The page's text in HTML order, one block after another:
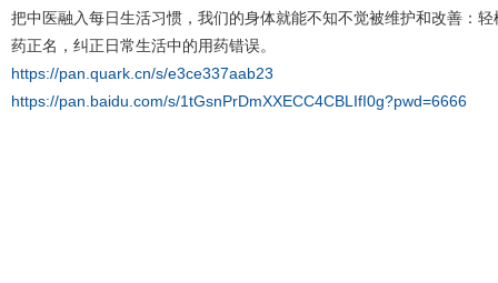
把中医融入每日生活习惯，我们的身体就能不知不觉被维护和改善：
药正名，纠正日常生活中的用药错误。
https://pan.quark.cn/s/e3ce337aab23
https://pan.baidu.com/s/1tGsnPrDmXXECC4CBLIfI0g?pwd=6666